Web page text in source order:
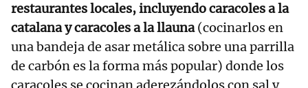
restaurantes locales, incluyendo caracoles a la
catalana y caracoles a la llauna(cocinarlos en
una bandeja de asar metálica sobre una parrilla
de carbón es la forma más popular) donde los